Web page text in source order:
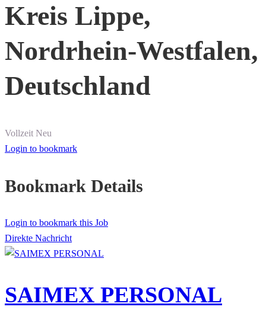
Kreis Lippe,
Nordrhein-Westfalen,
Deutschland
Vollzeit Neu
Login to bookmark
Bookmark Details
Login to bookmark this Job
Direkte Nachricht
SAIMEX PERSONAL